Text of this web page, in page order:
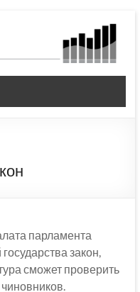
парламента
закон,
сможет проверить